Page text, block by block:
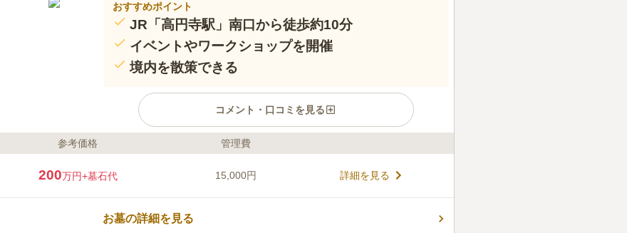
おすすめポイント
JR「高円寺駅」南口から徒歩約10分
イベントやワークショップを開催
境内を散策できる
コメント・口コミを見る
ライフドット編集部のコメント
駅」からは徒歩10分程とアクセス抜群です。 お寺は「学ぶ場」
「語る場」として老若男女問わず、人と人とが安心して集える
場所であることがお寺本来の役割という考えの寺院です。 近
年、日本伝統芸能・文化のワークショップを開いたり、そのほ
参考価格 管理費
200万円+墓石代 15,000円 詳細を見る
お墓の詳細を見る